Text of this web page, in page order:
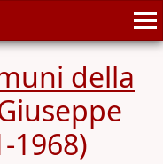
della
1968)